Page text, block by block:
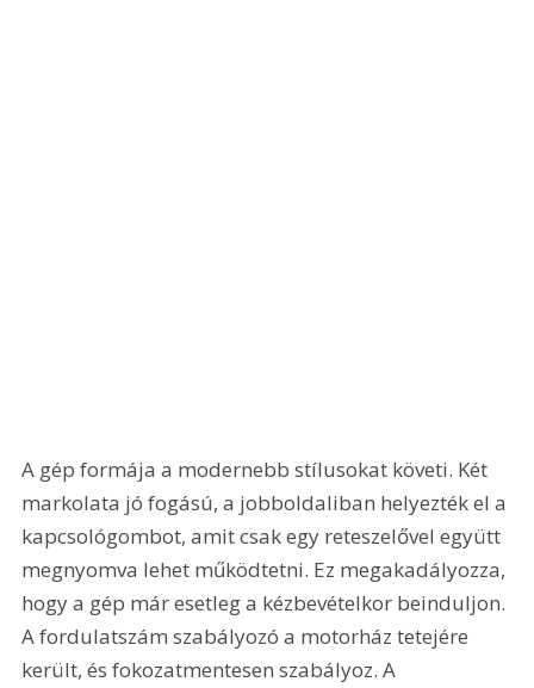
A gép formája a modernebb stílusokat követi. Két
markolata jó fogású, a jobboldaliban helyezték el a
kapcsológombot, amit csak egy reteszelővel együtt
megnyomva lehet működtetni. Ez megakadályozza,
hogy a gép már esetleg a kézbevételkor beinduljon.
A fordulatszám szabályozó a motorház tetejére
került, és fokozatmentesen szabályoz. A